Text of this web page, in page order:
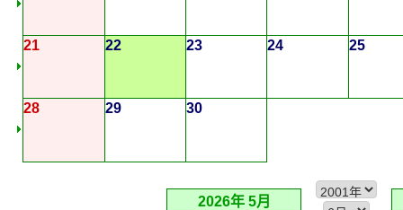
21 22 23 24 25
28 29 30
2026年 5月